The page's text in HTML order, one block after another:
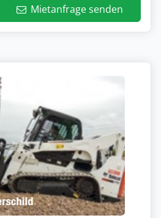
Mietanfrage senden